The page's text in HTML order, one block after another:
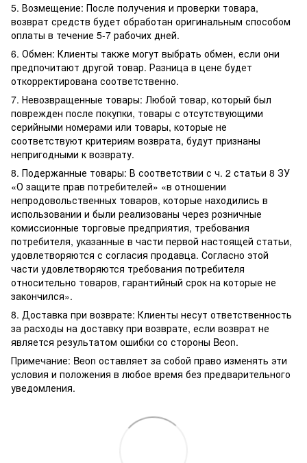
5. Возмещение: После получения и проверки товара,
возврат средств будет обработан оригинальным способом
оплаты в течение 5-7 рабочих дней.
6. Обмен: Клиенты также могут выбрать обмен, если они
предпочитают другой товар. Разница в цене будет
откорректирована соответственно.
7. Невозвращенные товары: Любой товар, который был
поврежден после покупки, товары с отсутствующими
серийными номерами или товары, которые не
соответствуют критериям возврата, будут признаны
непригодными к возврату.
8. Подержанные товары: В соответствии с ч. 2 статьи 8 ЗУ
«О защите прав потребителей» «в отношении
непродовольственных товаров, которые находились в
использовании и были реализованы через розничные
комиссионные торговые предприятия, требования
потребителя, указанные в части первой настоящей статьи,
удовлетворяются с согласия продавца. Согласно этой
части удовлетворяются требования потребителя
относительно товаров, гарантийный срок на которые не
закончился».
8. Доставка при возврате: Клиенты несут ответственность
за расходы на доставку при возврате, если возврат не
является результатом ошибки со стороны Beon.
Примечание: Beon оставляет за собой право изменять эти
условия и положения в любое время без предварительного
уведомления.